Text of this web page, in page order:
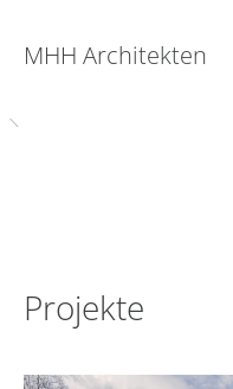
MHH Architekten
Projekte